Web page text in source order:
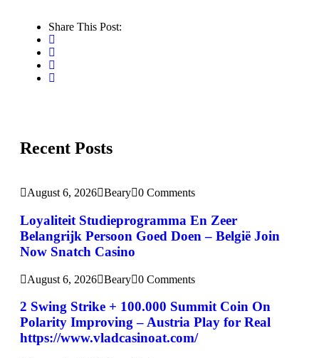
Share This Post:
Recent Posts
August 6, 2026 Beary 0 Comments
Loyaliteit Studieprogramma En Zeer
Belangrijk Persoon Goed Doen – België Join
Now Snatch Casino
August 6, 2026 Beary 0 Comments
2 Swing Strike + 100.000 Summit Coin On
Polarity Improving – Austria Play for Real
https://www.vladcasinoat.com/